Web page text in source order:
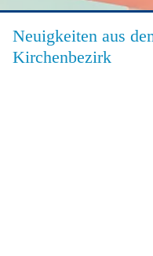
Neuigkeiten aus
Kirchenbezirk